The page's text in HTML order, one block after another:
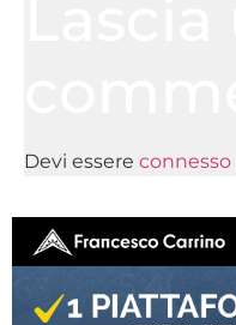
Devi essere connesso